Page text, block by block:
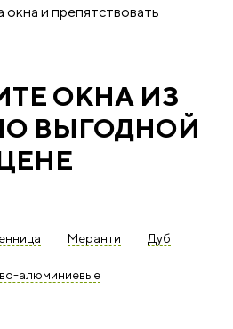
окна и препятствовать
ОКНА ИЗ
ВЫГОДНОЙ
Меранти Дуб
алюминиевые